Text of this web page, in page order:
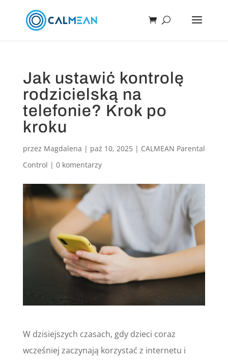
Jak ustawić kontrolę
rodzicielską na
telefonie? Krok po
kroku
przez Magdalena | paź 10, 2025| CALMEAN Parental
Control | 0 komentarzy
W dzisiejszych czasach, gdy dzieci coraz
wcześniej zaczynają korzystać z internetu i